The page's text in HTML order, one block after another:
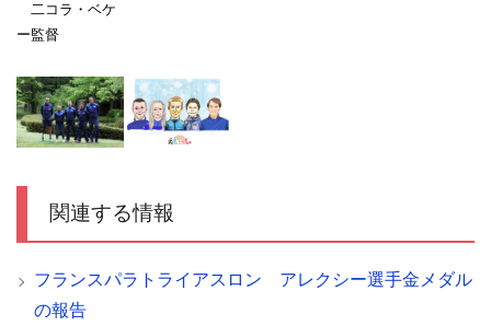
二コラ・ベケ
ー監督
関連する情報
フランスパラトライアスロン アレクシー選手金メダル
の報告